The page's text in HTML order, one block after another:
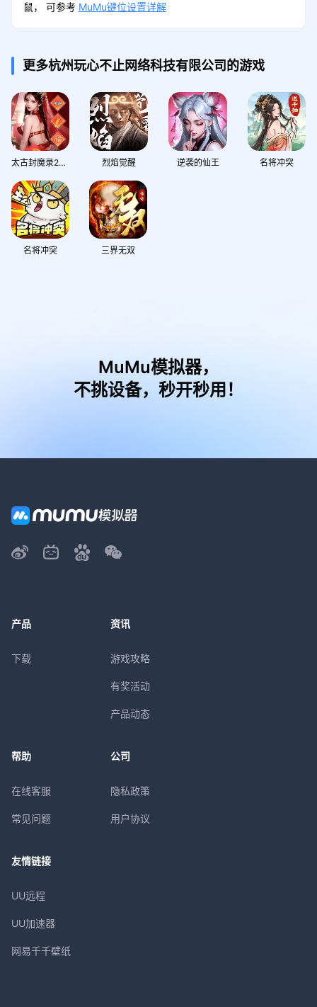
鼠， 可参考 MuMu键位设置详解
更多杭州玩心不止网络科技有限公司的游戏
太古封魔录2（高福利） 烈焰觉醒 逆袭的仙王 名将冲突
名将冲突 三界无双
MuMu模拟器，
不挑设备，秒开秒用！
产品
下载
资讯
游戏攻略
有奖活动
产品动态
帮助
在线客服
常见问题
公司
隐私政策
用户协议
友情链接
UU远程
UU加速器
网易千千壁纸